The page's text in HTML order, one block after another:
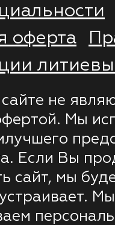
оферта
не
Мы
Если Вы
сайт, мы